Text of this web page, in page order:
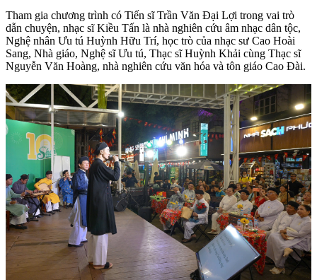
Tham gia chương trình có Tiến sĩ Trần Văn Đại Lợi trong vai trò
dẫn chuyện, nhạc sĩ Kiều Tấn là nhà nghiên cứu âm nhạc dân tộc,
Nghệ nhân Ưu tú Huỳnh Hữu Trí, học trò của nhạc sư Cao Hoài
Sang, Nhà giáo, Nghệ sĩ Ưu tú, Thạc sĩ Huỳnh Khải cùng Thạc sĩ
Nguyễn Văn Hoàng, nhà nghiên cứu văn hóa và tôn giáo Cao Đài.